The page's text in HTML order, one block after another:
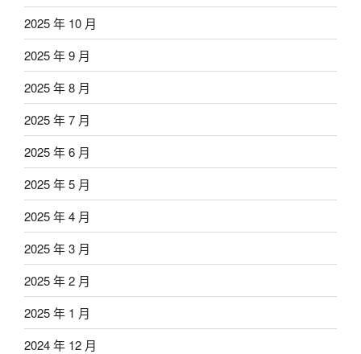
2025 年 10 月
2025 年 9 月
2025 年 8 月
2025 年 7 月
2025 年 6 月
2025 年 5 月
2025 年 4 月
2025 年 3 月
2025 年 2 月
2025 年 1 月
2024 年 12 月